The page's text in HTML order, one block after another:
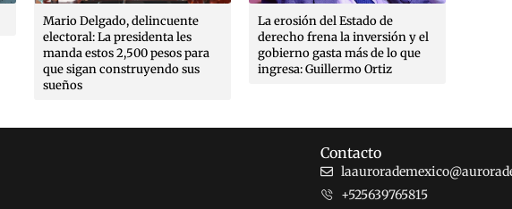
Mario Delgado, delincuente
electoral: La presidenta les
manda estos 2,500 pesos para
que sigan construyendo sus
sueños
La erosión del Estado de
derecho frena la inversión y el
gobierno gasta más de lo que
ingresa: Guillermo Ortiz
Contacto
+525639765815